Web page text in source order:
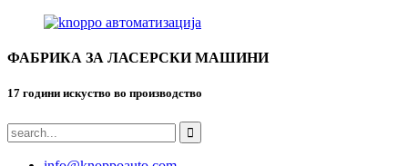
ФАБРИКА ЗА ЛАСЕРСКИ МАШИНИ
17 години искуство во производство